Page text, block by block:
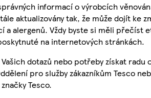
informací o výrobcích
aktualizovány tak, že může dojít ke
a alergenů. Vždy byste si měli přečíst
na internetových stránkách.
dotazů nebo potřeby získat radu
pro služby zákazníkům Tesco
Tesco.